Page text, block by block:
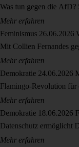
Was tun gegen die AfD?
Mehr erfahren
Feminismus 26.06.2026
Mit Collien Fernandes
Mehr erfahren
Demokratie 24.06.2026
Flamingo-Revolution für
Mehr erfahren
Demokratie 18.06.2026
Datenschutz ermöglicht
Mehr erfahren